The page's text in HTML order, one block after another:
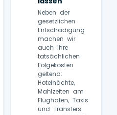
Neben der
gesetzlichen
Entschädigung
machen wir
auch Ihre
tatsächlichen
Folgekosten
geltend:
Hotelnächte,
Mahlzeiten am
Flughafen, Taxis
und Transfers